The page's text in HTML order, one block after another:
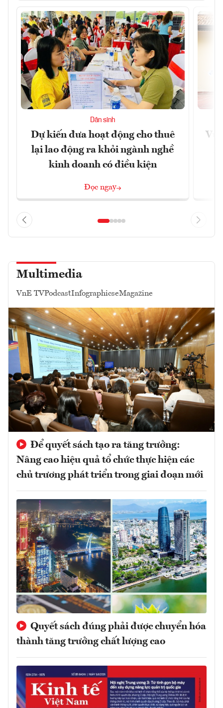
Dân sinh
Dự kiến đưa hoạt động cho thuê
lại lao động ra khỏi ngành nghề
kinh doanh có điều kiện
Đọc ngay
Multimedia
VnE TVPodcastInfographicseMagazine
Để quyết sách tạo ra tăng trưởng:
Nâng cao hiệu quả tổ chức thực hiện các
chủ trương phát triển trong giai đoạn mới
Quyết sách đúng phải được chuyển hóa
thành tăng trưởng chất lượng cao